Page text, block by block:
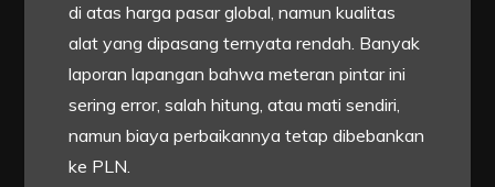
di atas harga pasar global, namun kualitas
alat yang dipasang ternyata rendah. Banyak
laporan lapangan bahwa meteran pintar ini
sering error, salah hitung, atau mati sendiri,
namun biaya perbaikannya tetap dibebankan
ke PLN.